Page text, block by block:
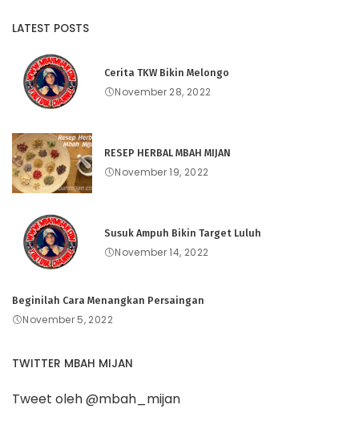
LATEST POSTS
Cerita TKW Bikin Melongo
November 28, 2022
RESEP HERBAL MBAH MIJAN
November 19, 2022
Susuk Ampuh Bikin Target Luluh
November 14, 2022
Beginilah Cara Menangkan Persaingan
November 5, 2022
TWITTER MBAH MIJAN
Tweet oleh @mbah_mijan